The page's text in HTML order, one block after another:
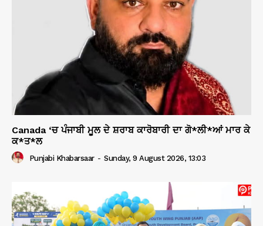
Canada ‘ਚ ਪੰਜਾਬੀ ਮੂਲ ਦੇ ਸ਼ਰਾਬ ਕਾਰੋਬਾਰੀ ਦਾ ਗੋ*ਲੀ*ਆਂ ਮਾਰ ਕੇ
ਕ*ਤ*ਲ
Punjabi Khabarsaar - Sunday, 9 August 2026, 13:03